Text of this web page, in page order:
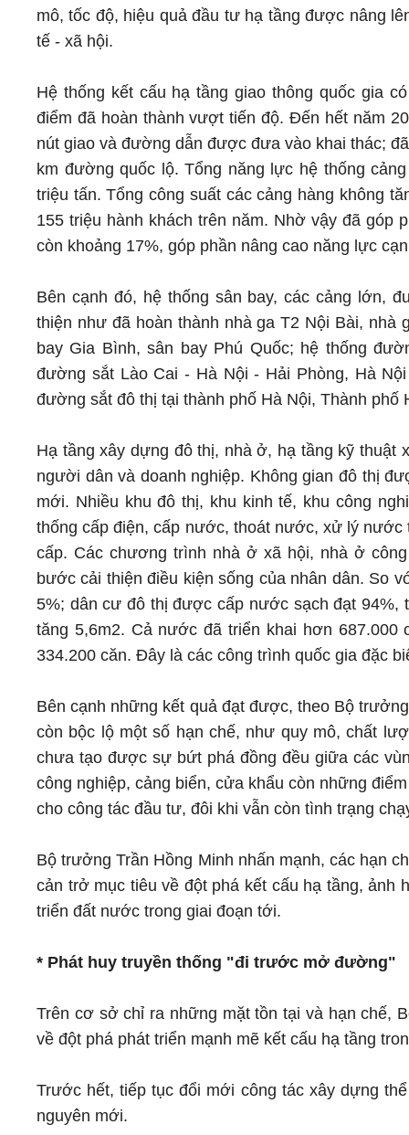
mô, tốc độ, hiệu quả đầu tư hạ tầng được nâng
tế - xã hội.
Hệ thống kết cấu hạ tầng giao thông quốc gia
điểm đã hoàn thành vượt tiến độ. Đến hết năm
nút giao và đường dẫn được đưa vào khai thác;
km đường quốc lộ. Tổng năng lực hệ thống
triệu tấn. Tổng công suất các cảng hàng không
155 triệu hành khách trên năm. Nhờ vậy đã góp
còn khoảng 17%, góp phần nâng cao năng lực
Bên cạnh đó, hệ thống sân bay, các cảng lớn,
thiện như đã hoàn thành nhà ga T2 Nội Bài, nhà
bay Gia Bình, sân bay Phú Quốc; hệ thống
đường sắt Lào Cai - Hà Nội - Hải Phòng, Hà
đường sắt đô thị tại thành phố Hà Nội, Thành
Hạ tầng xây dựng đô thị, nhà ở, hạ tầng kỹ
người dân và doanh nghiệp. Không gian đô thị
mới. Nhiều khu đô thị, khu kinh tế, khu công
thống cấp điện, cấp nước, thoát nước, xử lý
cấp. Các chương trình nhà ở xã hội, nhà ở
bước cải thiện điều kiện sống của nhân dân. So
5%; dân cư đô thị được cấp nước sạch đạt 94%,
tăng 5,6m2. Cả nước đã triển khai hơn
334.200 căn. Đây là các công trình quốc gia đặc
Bên cạnh những kết quả đạt được, theo Bộ
còn bộc lộ một số hạn chế, như quy mô, chất
chưa tạo được sự bứt phá đồng đều giữa các
công nghiệp, cảng biển, cửa khẩu còn những
cho công tác đầu tư, đôi khi vẫn còn tình trạng
Bộ trưởng Trần Hồng Minh nhấn mạnh, các hạn
cản trở mục tiêu về đột phá kết cấu hạ tầng,
triển đất nước trong giai đoạn tới.
* Phát huy truyền thống "đi trước mở đường"
Trên cơ sở chỉ ra những mặt tồn tại và hạn chế,
về đột phá phát triển mạnh mẽ kết cấu hạ tầng
Trước hết, tiếp tục đổi mới công tác xây dựng
nguyên mới.